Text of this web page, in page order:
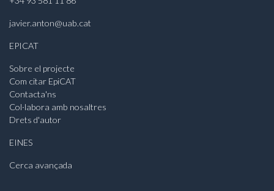
javier.anton@uab.cat
EPICAT
Sobre el projecte
Com citar EpiCAT
Contacta'ns
Col·labora amb nosaltres
Drets d'autor
EINES
Cerca avançada